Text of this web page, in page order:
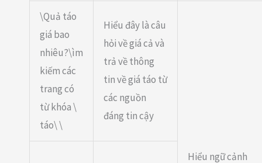
\Quả táo
giá bao
nhiêu?\ìm
kiếm các
trang có
từ khóa \
táo\ \
Hiểu đây là câu
hỏi về giá cả và
trả về thông
tin về giá táo từ
các nguồn
đáng tin cậy
Hiểu ngữ cảnh